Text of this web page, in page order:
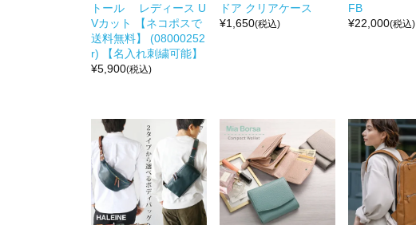
トール レディース U
Vカット 【ネコポスで
送料無料】 (08000252
r) 【名入れ刺繍可能】
¥5,900(税込)
ドア クリアケース
¥1,650(税込)
FB
¥22,000(税込)